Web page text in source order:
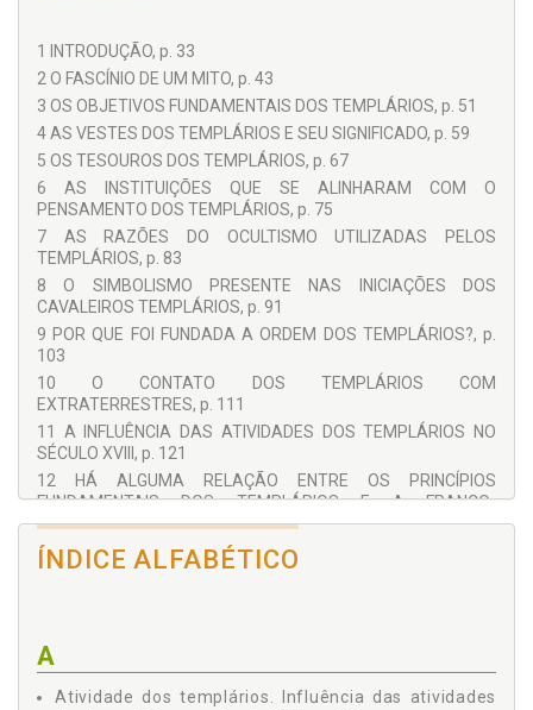
1 INTRODUÇÃO, p. 33
2 O FASCÍNIO DE UM MITO, p. 43
3 OS OBJETIVOS FUNDAMENTAIS DOS TEMPLÁRIOS, p. 51
4 AS VESTES DOS TEMPLÁRIOS E SEU SIGNIFICADO, p. 59
5 OS TESOUROS DOS TEMPLÁRIOS, p. 67
6 AS INSTITUIÇÕES QUE SE ALINHARAM COM O
PENSAMENTO DOS TEMPLÁRIOS, p. 75
7 AS RAZÕES DO OCULTISMO UTILIZADAS PELOS
TEMPLÁRIOS, p. 83
8 O SIMBOLISMO PRESENTE NAS INICIAÇÕES DOS
CAVALEIROS TEMPLÁRIOS, p. 91
9 POR QUE FOI FUNDADA A ORDEM DOS TEMPLÁRIOS?, p.
103
10 O CONTATO DOS TEMPLÁRIOS COM
EXTRATERRESTRES, p. 111
11 A INFLUÊNCIA DAS ATIVIDADES DOS TEMPLÁRIOS NO
SÉCULO XVIII, p. 121
12 HÁ ALGUMA RELAÇÃO ENTRE OS PRINCÍPIOS
FUNDAMENTAIS DOS TEMPLÁRIOS E A FRANCO-
MAÇONARIA?, p. 125
13 CONSIDERAÇÕES FINAIS, p. 133
ÍNDICE ALFABÉTICO
A
Atividade dos templários. Influência das atividades